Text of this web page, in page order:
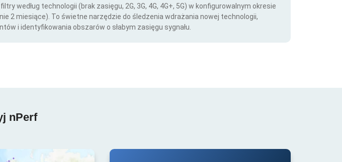
według technologii (brak zasięgu, 2G, 3G, 4G, 4G+, 5G) w konfigurowalnym okresie
2 miesiące). To świetne narzędzie do śledzenia wdrażania nowej technologii,
i identyfikowania obszarów o słabym zasięgu sygnału.
nPerf